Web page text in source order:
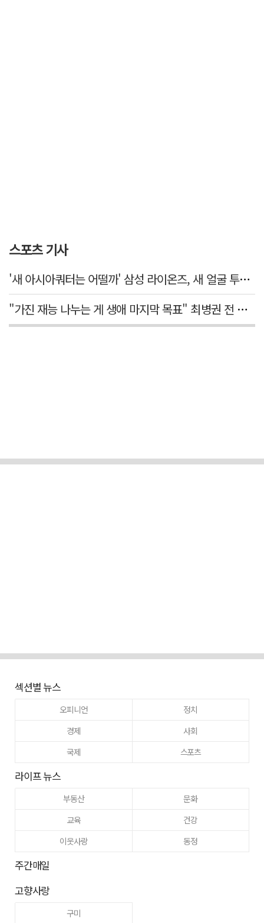
스포츠 기사
'새 아시아쿼터는 어떨까' 삼성 라이온즈, 새 얼굴 투수 미야모리 영입
"가진 재능 나누는 게 생애 마지막 목표" 최병권 전 대구체고 복싱 감독
섹션별 뉴스
오피니언
정치
경제
사회
국제
스포츠
라이프 뉴스
부동산
문화
교육
건강
이웃사랑
동정
주간매일
고향사랑
구미